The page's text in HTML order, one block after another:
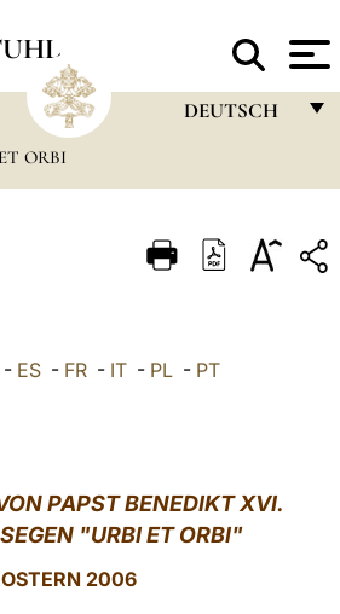
DEUTSCH
ITALIANO
中文
ORBI
- ES - FR - IT - PL - PT
PAPST BENEDIKT XVI.
"URBI ET ORBI"
OSTERN 2006